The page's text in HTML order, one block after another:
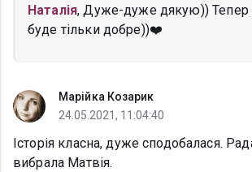
Наталія, Дуже-дуже дякую)) Тепер
буде тільки добре))❤️
Марійка Козарик
24.05.2021, 11:04:40
Історія класна, дуже сподобалася.
вибрала Матвія.